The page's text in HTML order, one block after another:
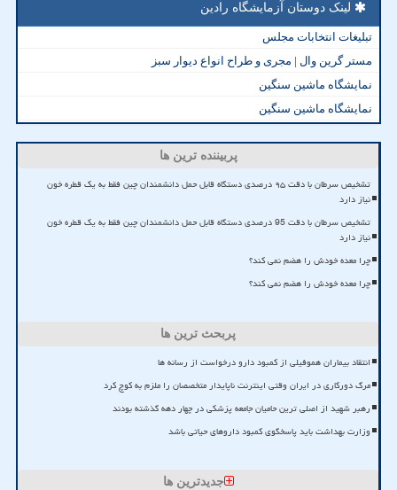
لینک دوستان آزمایشگاه رادین
تبلیغات انتخابات مجلس
مستر گرین وال | مجری و طراح انواع دیوار سبز
نمایشگاه ماشین سنگین
نمایشگاه ماشین سنگین
پربیننده ترین ها
تشخیص سرطان با دقت ۹۵ درصدی دستگاه قابل حمل دانشمندان چین فقط به یک قطره خون
نیاز دارد
تشخیص سرطان با دقت 95 درصدی دستگاه قابل حمل دانشمندان چین فقط به یک قطره خون
نیاز دارد
چرا معده خودش را هضم نمی کند؟
چرا معده خودش را هضم نمی کند؟
پربحث ترین ها
انتقاد بیماران هموفیلی از کمبود دارو درخواست از رسانه ها
مرگ دورکاری در ایران وقتی اینترنت ناپایدار متخصصان را ملزم به کوچ کرد
رهبر شهید از اصلی ترین حامیان جامعه پزشکی در چهار دهه گذشته بودند
وزارت بهداشت باید پاسخگوی کمبود داروهای حیاتی باشد
جدیدترین ها